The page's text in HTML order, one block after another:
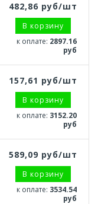
482,86 руб/шт
В корзину
к оплате: 2897.16
руб
157,61 руб/шт
В корзину
к оплате: 3152.20
руб
589,09 руб/шт
В корзину
к оплате: 3534.54
руб